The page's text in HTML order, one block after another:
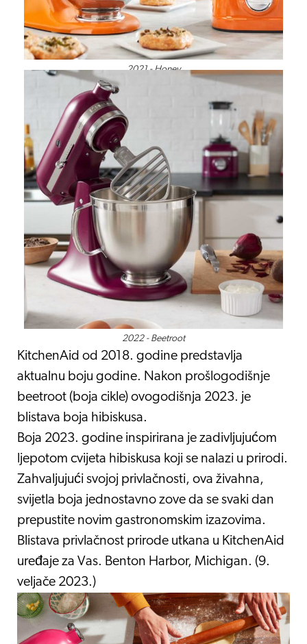
2021 - Honey
2022 - Beetroot
KitchenAid od 2018. godine predstavlja
aktualnu boju godine. Nakon prošlogodišnje
beetroot (boja cikle) ovogodišnja 2023. je
blistava boja hibiskusa.
Boja 2023. godine inspirirana je zadivljujućom
ljepotom cvijeta hibiskusa koji se nalazi u prirodi.
Zahvaljujući svojoj privlačnosti, ova živahna,
svijetla boja jednostavno zove da se svaki dan
prepustite novim gastronomskim izazovima.
Blistava privlačnost prirode utkana u KitchenAid
uređaje za Vas. Benton Harbor, Michigan. (9.
veljače 2023.)